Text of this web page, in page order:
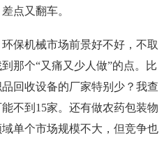
点又翻车。
保机械市场前景好不好，不取
那个“又痛又少人做”的点。比
回收设备的厂家特别少？我查
不到15家。还有做农药包装物
单个市场规模不大，但竞争也